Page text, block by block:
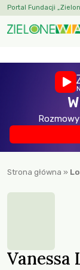
Portal Fundacji
Strona główna »
Vanessa